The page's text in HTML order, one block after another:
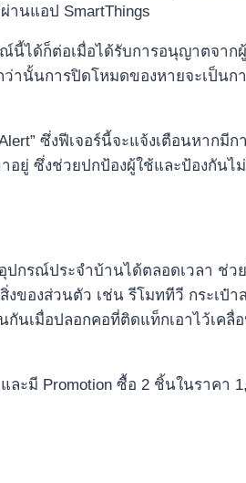
านแอป SmartThings
นี้ได้ก็ต่อเมื่อได้รับการอนุญาตจาก
ว่านั้นการปิดโหมดของหายจะเป็น
ซึ่งฟีเจอร์นี้จะแจ้งเตือนหากมี
ยู่ ซึ่งช่วยปกป้องผู้ใช้และป้องกันไม่
อุปกรณ์ประจำบ้านได้ตลอดเวลา ช่ว
งของส่วนตัว เช่น รีโมททีวี กระเป๋
นเมื่อปลอกคอที่ติดแท็กเอาไว้เคลื่
ละมี Promotion ซื้อ 2 ชิ้นในราคา